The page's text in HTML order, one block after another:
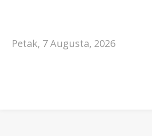
Petak, 7 Augusta, 2026